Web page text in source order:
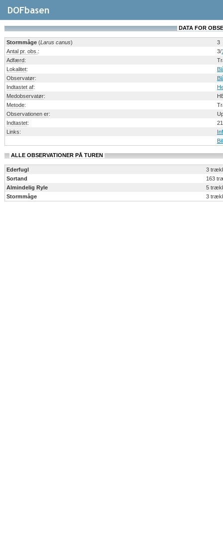
DATA FOR
Stormmåge (Larus canus)
3
Antal pr. obs. : 3/
Adfærd:
Lokalitet:
Observatør:
Indtastet af:
Medobservatør:
Metode:
Observationen er:
Indtastet:
Links:
ALLE OBSERVATIONER PÅ TUREN
Ederfugl
3
Sortand
163
Almindelig Ryle
5
Stormmåge
3